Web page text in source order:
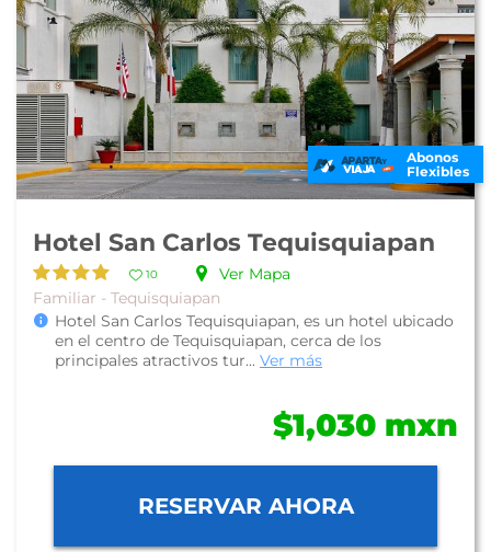
Abonos
Flexibles
Hotel San Carlos Tequisquiapan
10
Ver Mapa
Familiar - Tequisquiapan
Hotel San Carlos Tequisquiapan, es un hotel ubicado
en el centro de Tequisquiapan, cerca de los
principales atractivos tur... Ver más
$1,030 mxn
RESERVAR AHORA